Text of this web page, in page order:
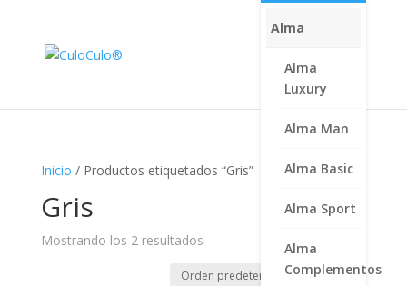
Alma
Alma
Luxury
Alma Man
Alma Basic
Alma Sport
Alma
Complementos
Inicio / Productos etiquetados “Gris”
Gris
Mostrando los 2 resultados